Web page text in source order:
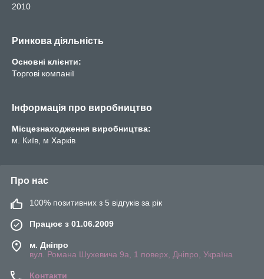
2010
Ринкова діяльність
Основні клієнти:
Торгові компанії
Інформація про виробництво
Місцезнаходження виробництва:
м. Київ, м Харків
Про нас
100% позитивних з 5 відгуків за рік
Працює з 01.06.2009
м. Дніпро
вул. Романа Шухевича 9а, 1 поверх, Дніпро, Україна
Контакти